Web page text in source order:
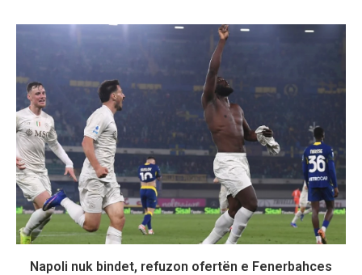
Napoli nuk bindet, refuzon ofertën e Fenerbahces